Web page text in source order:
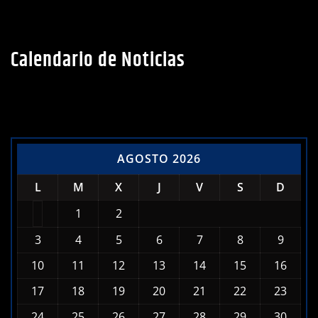
Calendario de Noticias
AGOSTO 2026
L
M X J V S
D
1
2
3
4 5 6 7 8
9
10
11 12 13 14 15
16
17
18 19 20 21 22
23
24
25 26 27 28 29 30